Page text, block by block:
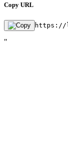
Copy URL
https://
"